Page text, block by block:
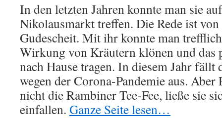
In den letzten Jahren konnte man sie
Nikolausmarkt treffen. Die Rede ist von
Gudescheit. Mit ihr konnte man
Wirkung von Kräutern klönen und das
nach Hause tragen. In diesem Jahr fällt
wegen der Corona-Pandemie aus.
nicht die Rambiner Tee-Fee, ließe sie
einfallen. Ganze Seite lesen…